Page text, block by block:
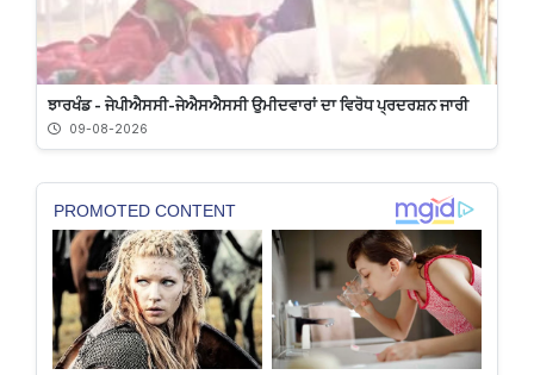
ਝਾਰਖੰਡ - ਜੇਪੀਐਸਸੀ-ਜੇਐਸਐਸਸੀ ਉਮੀਦਵਾਰਾਂ ਦਾ ਵਿਰੋਧ ਪ੍ਰਦਰਸ਼ਨ ਜਾਰੀ
09-08-2026